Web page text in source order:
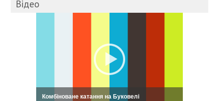
Відео
Комбіноване катання на Буковелі